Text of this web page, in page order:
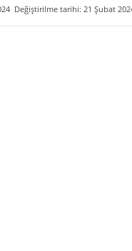
Değiştirilme tarihi: 21 Şubat